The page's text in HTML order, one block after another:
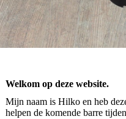
Welkom op deze website.
Mijn naam is Hilko en heb
helpen de komende barre